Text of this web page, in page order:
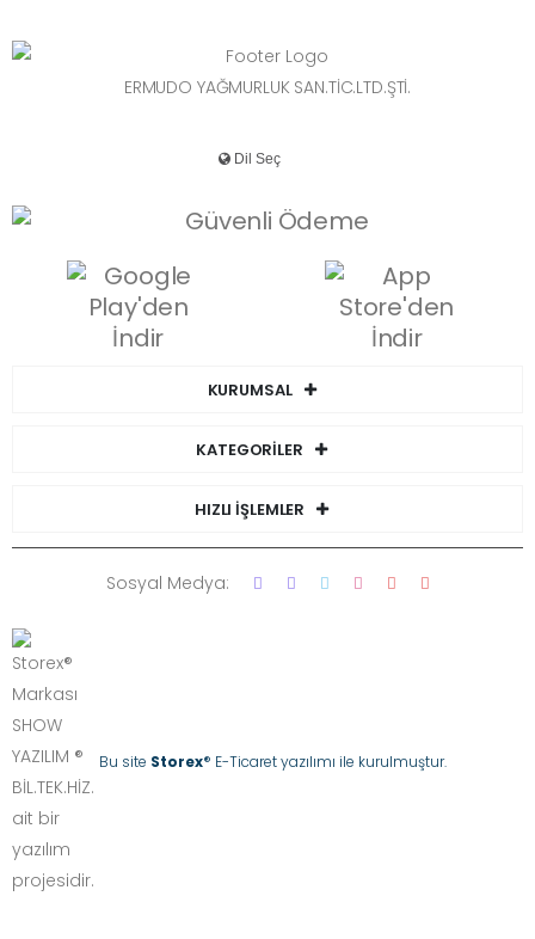
ERMUDO YAĞMURLUK SAN.TİC.LTD.ŞTİ.
KURUMSAL
KATEGORİLER
HIZLI İŞLEMLER
Bu site Storex® E-Ticaret yazılımı ile kurulmuştur.
Sosyal Medya: